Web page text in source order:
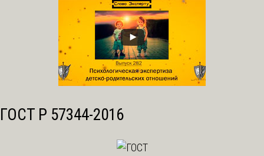
ГОСТ Р 57344-2016